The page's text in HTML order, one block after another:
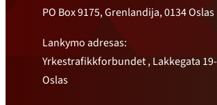
PO Box 9175, Grenlandija, 0134 Oslas
Lankymo adresas:
Yrkestrafikkforbundet , Lakkegata
Oslas